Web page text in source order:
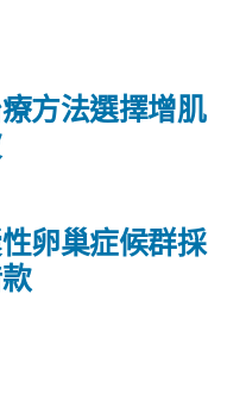
卵巢症候群採
方法選擇增肌